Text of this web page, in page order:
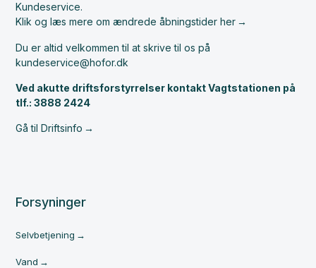
Kundeservice.
Klik og læs mere om ændrede åbningstider her
Du er altid velkommen til at skrive til os på
kundeservice@hofor.dk
Ved akutte driftsforstyrrelser kontakt Vagtstationen på
tlf.: 3888 2424
Gå til Driftsinfo
Forsyninger
Selvbetjening
Vand